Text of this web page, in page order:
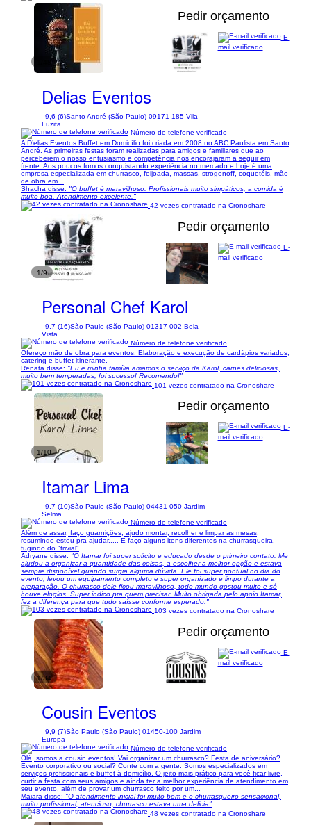
Pedir orçamento
Delias Eventos
9,6 (6)Santo André (São Paulo) 09171-185 Vila
Luzita
E-
mail verificado
Número de telefone verificado
A D’elias Eventos Buffet em Domicílio foi criada em 2008 no ABC Paulista em Santo
André. As primeiras festas foram realizadas para amigos e familiares que ao
perceberem o nosso entusiasmo e competência nos encorajaram a seguir em
frente. Aos poucos fomos conquistando experiência no mercado e hoje é uma
empresa especializada em churrasco, feijoada, massas, strogonoff, coquetéis, mão
de obra em...
Shacha disse: "O buffet é maravilhoso. Profissionais muito simpáticos, a comida é
muito boa. Atendimento excelente."
42 vezes contratado na Cronoshare
1/9
Pedir orçamento
Personal Chef Karol
9,7 (16)São Paulo (São Paulo) 01317-002 Bela
Vista
E-
mail verificado
Número de telefone verificado
Ofereço mão de obra para eventos. Elaboração e execução de cardápios variados,
catering e buffet itinerante.
Renata disse: "Eu e minha família amamos o serviço da Karol, carnes deliciosas,
muito bem temperadas, foi sucesso! Recomendo!"
101 vezes contratado na Cronoshare
1/10
Pedir orçamento
Itamar Lima
9,7 (10)São Paulo (São Paulo) 04431-050 Jardim
Selma
E-
mail verificado
Número de telefone verificado
Além de assar, faço guarnições, ajudo montar, recolher e limpar as mesas,
resumindo estou pra ajudar..... E faço alguns itens diferentes na churrasqueira,
fugindo do "trivial"
Adryane disse: "O Itamar foi super solícito e educado desde o primeiro contato. Me
ajudou a organizar a quantidade das coisas, a escolher a melhor opção e estava
sempre disponível quando surgia alguma dúvida. Ele foi super pontual no dia do
evento, levou um equipamento completo e super organizado e limpo durante a
preparação. O churrasco dele ficou maravilhoso, todo mundo gostou muito e só
houve elogios. Super indico pra quem precisar. Muito obrigada pelo apoio Itamar,
fez a diferença para que tudo saísse conforme esperado."
103 vezes contratado na Cronoshare
1/34
Pedir orçamento
Cousin Eventos
9,9 (7)São Paulo (São Paulo) 01450-100 Jardim
Europa
E-
mail verificado
Número de telefone verificado
Olá, somos a cousin eventos! Vai organizar um churrasco? Festa de aniversário?
Evento corporativo ou social? Conte com a gente. Somos especializados em
serviços profissionais e buffet à domicílio. O jeito mais prático para você ficar livre,
curtir a festa com seus amigos e ainda ter a melhor experiência de atendimento em
seu evento, além de provar um churrasco feito por um...
Maiara disse: "O atendimento inicial foi muito bom e o churrasqueiro sensacional,
muito profissional, atencioso, churrasco estava uma delicia"
48 vezes contratado na Cronoshare